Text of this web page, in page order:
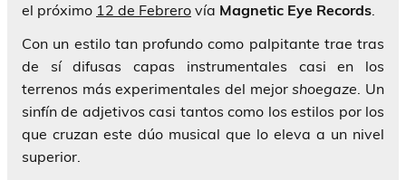
el próximo 12 de Febrero vía Magnetic Eye Records.
Con un estilo tan profundo como palpitante trae tras
de sí difusas capas instrumentales casi en los
terrenos más experimentales del mejorshoegaze. Un
sinfín de adjetivos casi tantos como los estilos por los
que cruzan este dúo musical que lo eleva a un nivel
superior.